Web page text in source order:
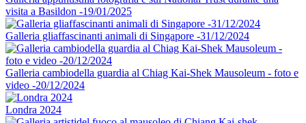
visita a Basildon -19/01/2025
Galleria gliaffascinanti animali di Singapore -31/12/2024
Galleria cambiodella guardia al Chiag Kai-Shek Mausoleum - foto e
video -20/12/2024
Londra 2024